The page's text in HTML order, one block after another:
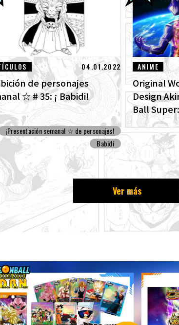
04.01.2022
de personajes
☆ # 35: ¡ Babidi!
¡Presentación semanal ☆ de personajes!
Babidi
ANIME
Original
Design
Ball
Dragon
Ver más